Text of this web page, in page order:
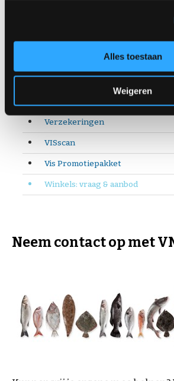
Alles toestaan
Weigeren
Duurzaam Ondernemen
Verzekeringen
VISscan
Vis Promotiepakket
Winkels: vraag & aanbod
Neem contact op met